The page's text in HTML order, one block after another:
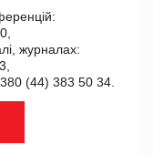
журналах:
(44) 383 50 34.